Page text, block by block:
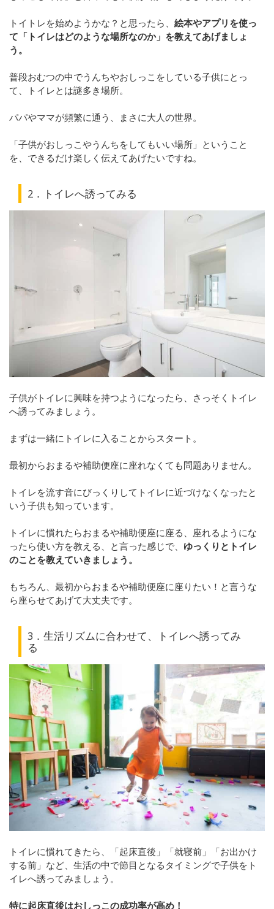
トイトレを始めようかな？と思ったら、 絵本やアプリを使っ
て「トイレはどのような場所なのか」を教えてあげましょ
う。
普段おむつの中でうんちやおしっこをしている子供にとっ
て、トイレとは謎多き場所。
パパやママが頻繁に通う、まさに大人の世界。
「子供がおしっこやうんちをしてもいい場所」ということ
を、できるだけ楽しく伝えてあげたいですね。
2．トイレへ誘ってみる
子供がトイレに興味を持つようになったら、さっそくトイレ
へ誘ってみましょう。
まずは一緒にトイレに入ることからスタート。
最初からおまるや補助便座に座れなくても問題ありません。
トイレを流す音にびっくりしてトイレに近づけなくなったと
いう子供も知っています。
トイレに慣れたらおまるや補助便座に座る、座れるようにな
ったら使い方を教える、と言った感じで、 ゆっくりとトイレ
のことを教えていきましょう。
もちろん、最初からおまるや補助便座に座りたい！と言うな
ら座らせてあげて大丈夫です。
3．生活リズムに合わせて、トイレへ誘ってみ
る
トイレに慣れてきたら、「起床直後」「就寝前」「お出かけ
する前」など、生活の中で節目となるタイミングで子供をト
イレへ誘ってみましょう。
特に起床直後はおしっこの成功率が高め！